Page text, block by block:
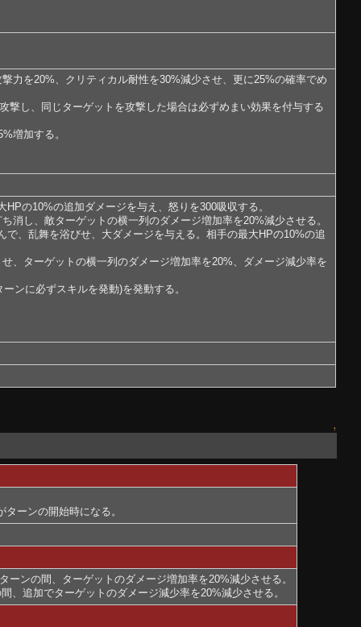
力を20%、クリティカル耐性を30%減少させ、更に25%の確率でめ
撃し、同じターゲットを攻撃した場合は必ずめまい効果を付与する
増加する。
の10%の追加ダメージを与え、怒りを300吸収する。
消し、敵ターゲットの横一列のダメージ増加率を20%減少させる。
、乱舞を浴びせ、大ダメージを与える。相手の最大HPの10%の追
、ターゲットの横一列のダメージ増加率を20%、ダメージ減少率を
ンに必ずスキルを発動)を発動する。
↑
ーンの開始時になる。
ンの間、ターゲットのダメージ増加率を20%減少させる。
、追加でターゲットのダメージ減少率を20%減少させる。